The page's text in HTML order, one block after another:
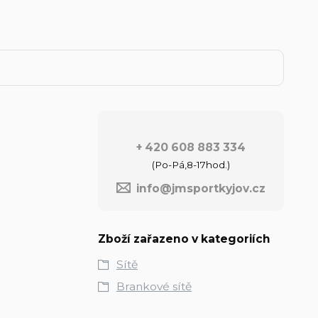
+ 420 608 883 334
(Po-Pá,8-17hod.)
info@jmsportkyjov.cz
Zboží zařazeno v kategoriích
Sítě
Brankové sítě